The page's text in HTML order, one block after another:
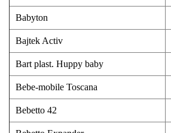
Babyton
Bajtek Activ
Bart plast. Huppy baby
Bebe-mobile Toscana
Bebetto 42